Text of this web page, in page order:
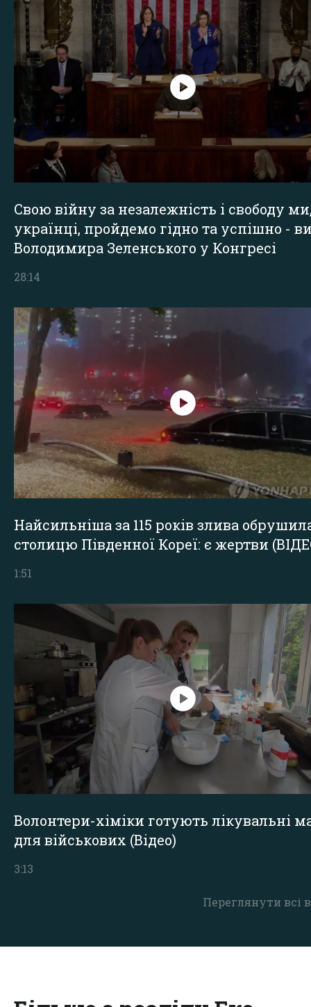
Переглянути всі
Свою війну за незалежність і свободу
українці, пройдемо гідно та успішно -
Володимира Зеленського у Конгресі
28:14
Найсильніша за 115 років злива
столицю Південної Кореї: є жертви
1:51
Волонтери-хіміки готують лікувальні
для військових (Відео)
3:13